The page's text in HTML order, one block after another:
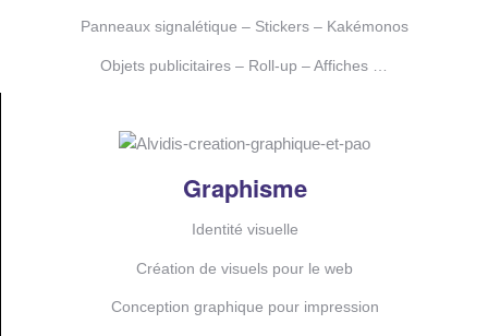
Panneaux signalétique – Stickers – Kakémonos
Objets publicitaires – Roll-up – Affiches …
Graphisme
Identité visuelle
Création de visuels pour le web
Conception graphique pour impression